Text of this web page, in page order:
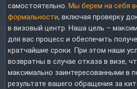
самостоятельно. Мы берем на себя
формальности, включая проверку
в визовый центр. Наша цель –
для вас процесс и обеспечить
кратчайшие сроки. При этом наши
возвратны в случае отказа в визе,
максимально заинтересованными в
результате вашего обращения за